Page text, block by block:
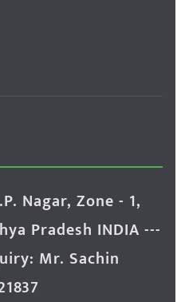
Nagar, Zone - 1,
Pradesh INDIA ---
Mr. Sachin